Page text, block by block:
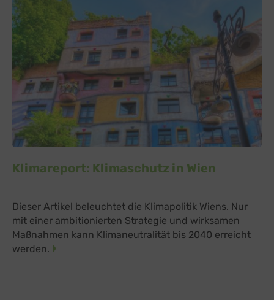
Klimareport: Klimaschutz in Wien
Dieser Artikel beleuchtet die Klimapolitik Wiens. Nur
mit einer ambitionierten Strategie und wirksamen
Maßnahmen kann Klimaneutralität bis 2040 erreicht
werden.